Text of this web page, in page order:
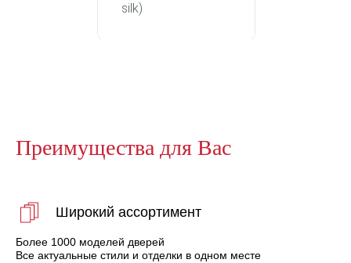
silk)
Преимущества для Вас
Широкий ассортимент
Более 1000 моделей дверей
Все актуальные стили и отделки в одном месте